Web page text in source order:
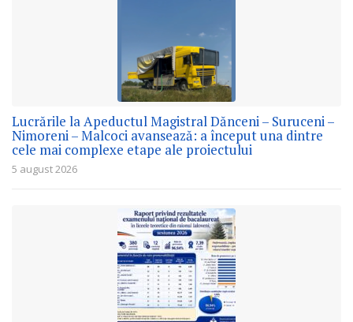
Lucrările la Apeductul Magistral Dănceni – Suruceni –
Nimoreni – Malcoci avansează: a început una dintre
cele mai complexe etape ale proiectului
5 august 2026